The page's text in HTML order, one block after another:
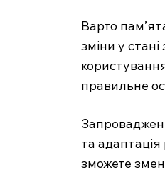
Варто
зміни у
правильне
та
зможете